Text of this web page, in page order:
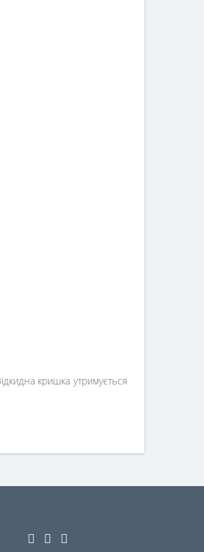
кришка утримується